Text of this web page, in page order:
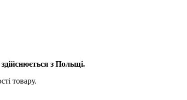
з Польщі.
товару.